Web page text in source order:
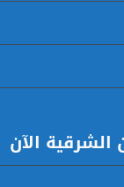
الآن